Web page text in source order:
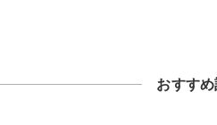
おすす